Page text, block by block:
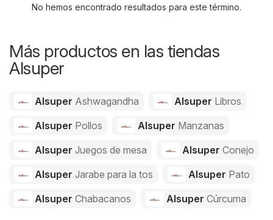
No hemos encontrado resultados para este término.
Más productos en las tiendas
Alsuper
Alsuper Ashwagandha Alsuper Libros
Alsuper Pollos Alsuper Manzanas
Alsuper Juegos de mesa Alsuper Conejo
Alsuper Jarabe para la tos Alsuper Pato
Alsuper Chabacanos Alsuper Cúrcuma